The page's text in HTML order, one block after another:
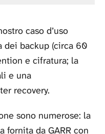
caso d’uso
dei backup (circa 60
e cifratura; la
e una
recovery.
sono numerose: la
fornita da GARR con